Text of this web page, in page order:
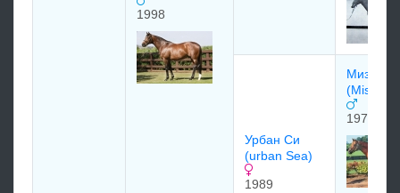
1998
Урбан Си
(urban Sea)
1989
Мизваки
(Miswaki
1978